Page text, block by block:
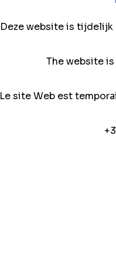
Deze website is tijdelijk
The website
Le site Web est